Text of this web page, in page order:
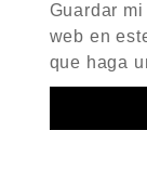
Guardar
web en
que haga